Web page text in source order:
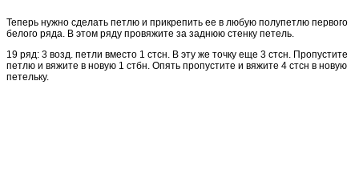
Теперь нужно сделать петлю и прикрепить ее в любую полупетлю первого
белого ряда. В этом ряду провяжите за заднюю стенку петель.
19 ряд: 3 возд. петли вместо 1 стсн. В эту же точку еще 3 стсн. Пропустите
петлю и вяжите в новую 1 стбн. Опять пропустите и вяжите 4 стсн в новую
петельку.